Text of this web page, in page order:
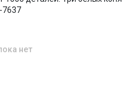
7637
нет